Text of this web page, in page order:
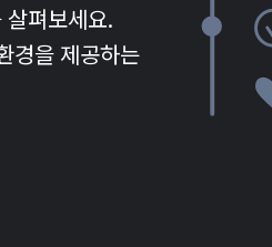
펴보세요.
경을 제공하는